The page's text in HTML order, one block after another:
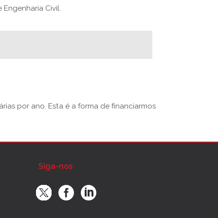
Civil.
por ano. Esta é a forma de financiarmos
Siga-nos